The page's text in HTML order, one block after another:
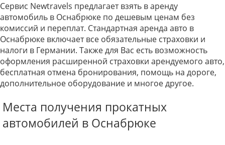
Сервис Newtravels предлагает взять в аренду
автомобиль в Оснабрюке по дешевым ценам без
комиссий и переплат. Стандартная аренда авто в
Оснабрюке включает все обязательные страховки и
налоги в Германии. Также для Вас есть возможность
оформления расширенной страховки арендуемого авто,
бесплатная отмена бронирования, помощь на дороге,
дополнительное оборудование и многое другое.
Места получения прокатных
автомобилей в Оснабрюке